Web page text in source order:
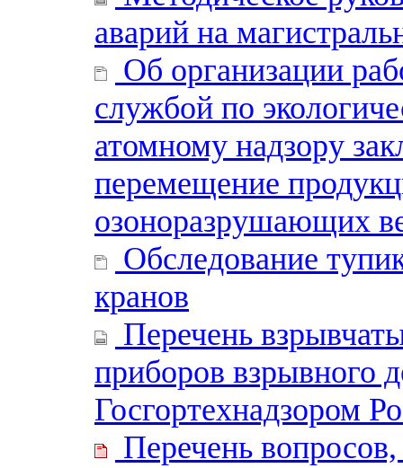
аварий на
Об организации
службой по
атомному надзору
перемещение
озоноразрушающих
Обследование
кранов
Перечень
приборов взрывного
Госгортехнадзором
Перечень